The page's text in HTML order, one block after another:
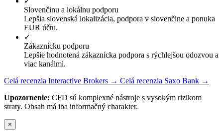
Slovenčinu a lokálnu podporu
Lepšia slovenská lokalizácia, podpora v slovenčine a ponuka
EUR účtu.
✓
Zákaznícku podporu
Lepšie hodnotená zákaznícka podpora s rýchlejšou odozvou a
viac kanálmi.
Celá recenzia Interactive Brokers → Celá recenzia Saxo Bank →
Upozornenie: CFD sú komplexné nástroje s vysokým rizikom
straty. Obsah má iba informačný charakter.
×